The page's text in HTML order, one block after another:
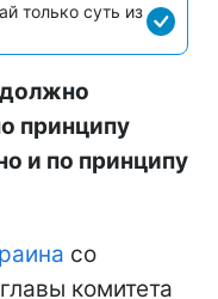
только суть из
принципу
и по принципу
со
комитета